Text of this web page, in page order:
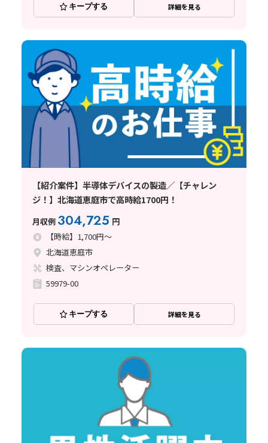
キープする 詳細を見る
【紹介案件】半導体デバイスの製造／【チャレン
ジ！】北海道恵庭市で高時給1700円！
月収例 304,725 円
【時給】1,700円～
北海道恵庭市
検査、マシンオペレーター
59979-00
キープする 詳細を見る